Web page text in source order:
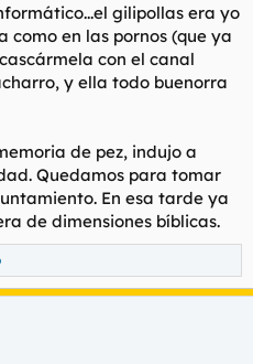
gilipollas era yo
como en las pornos (que ya
con el canal
y ella todo buenorra
de pez, indujo a
Quedamos para tomar
En esa tarde ya
de dimensiones bíblicas.